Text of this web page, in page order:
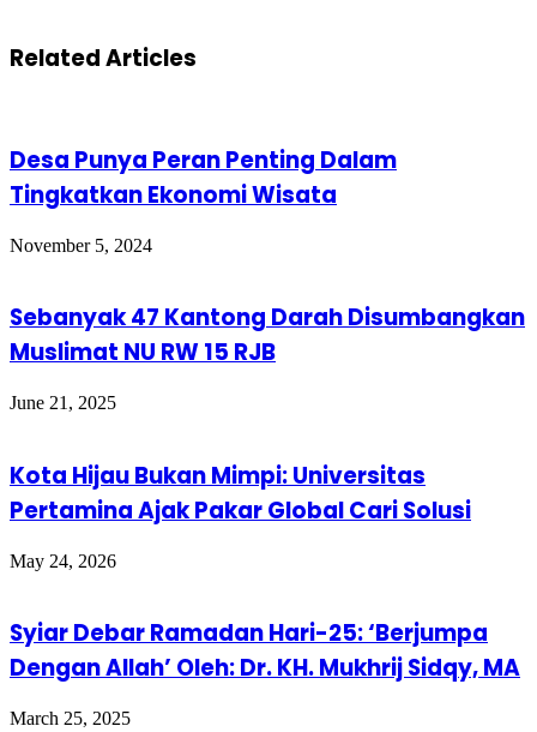
Related Articles
Desa Punya Peran Penting Dalam
Tingkatkan Ekonomi Wisata
November 5, 2024
Sebanyak 47 Kantong Darah Disumbangkan
Muslimat NU RW 15 RJB
June 21, 2025
Kota Hijau Bukan Mimpi: Universitas
Pertamina Ajak Pakar Global Cari Solusi
May 24, 2026
Syiar Debar Ramadan Hari-25: ‘Berjumpa
Dengan Allah’ Oleh: Dr. KH. Mukhrij Sidqy, MA
March 25, 2025